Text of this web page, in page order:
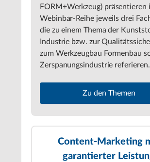
FORM+Werkzeug) präsentieren
Webinbar-Reihe jeweils drei
die zu einem Thema der
Industrie bzw. zur
zum Werkzeugbau Formenbau
Zerspanungsindustrie referieren.
Zu den Themen
Content-Marketing
garantierter